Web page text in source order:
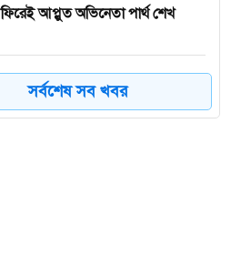
ফিরেই আপ্লুত অভিনেতা পার্থ শেখ
সূর্যের কেন্দ্রের চেয়ে প্রায় ৭ গুণ উত্তপ্ত
‘কৃত্রিম সূর্য’ তৈরির পথে চীন, দেশটির
উদ্দেশ্য কী
সর্বশেষ সব খবর